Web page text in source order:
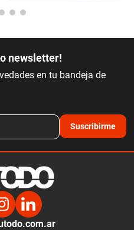
newsletter!
en tu bandeja de
Suscribirme